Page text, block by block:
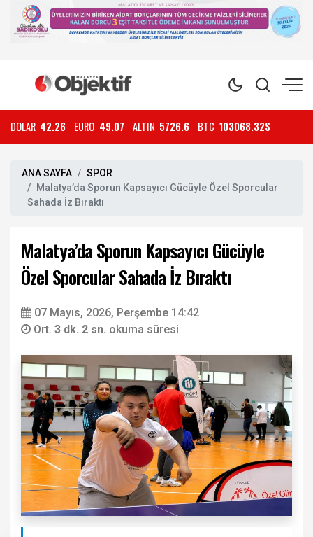
DOLAR 42.26 EURO 49.07 ALTIN 5726.6 BTC 103068.32$
ANA SAYFA
SPOR
Malatya’da Sporun Kapsayıcı Gücüyle Özel Sporcular
Sahada İz Bıraktı
Malatya’da Sporun Kapsayıcı Gücüyle
Özel Sporcular Sahada İz Bıraktı
07 Mayıs, 2026, Perşembe 14:42
Ort. 3 dk. 2 sn. okuma süresi